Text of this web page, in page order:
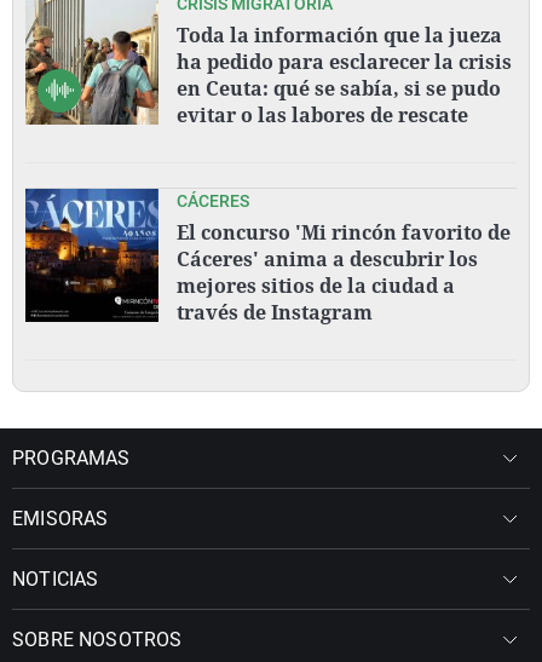
Toda la información que la jueza
ha pedido para esclarecer la crisis
en Ceuta: qué se sabía, si se pudo
evitar o las labores de rescate
CÁCERES
El concurso 'Mi rincón favorito de
Cáceres' anima a descubrir los
mejores sitios de la ciudad a
través de Instagram
PROGRAMAS
EMISORAS
NOTICIAS
SOBRE NOSOTROS